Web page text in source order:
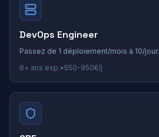
DevOps Engineer
Passez de 1 déploiement/mois à 10/jour.
6+ ans exp.•550-950€/j